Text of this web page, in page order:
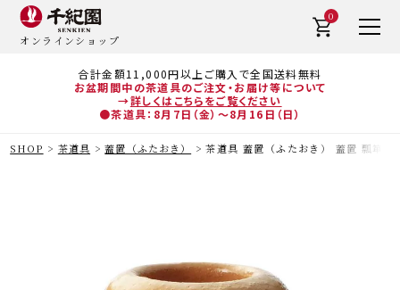
合計金額11,000円以上ご購入で全国送料無料
お盆期間中の茶道具のご注文・お届け等について
→詳しくはこちらをご覧ください
●茶道具：8月7日（金）～8月16日（日）
オンラインショップ
0
SHOP 茶道具 蓋置（ふたおき） 茶道具 蓋置（ふたおき） 蓋置 瓢箪